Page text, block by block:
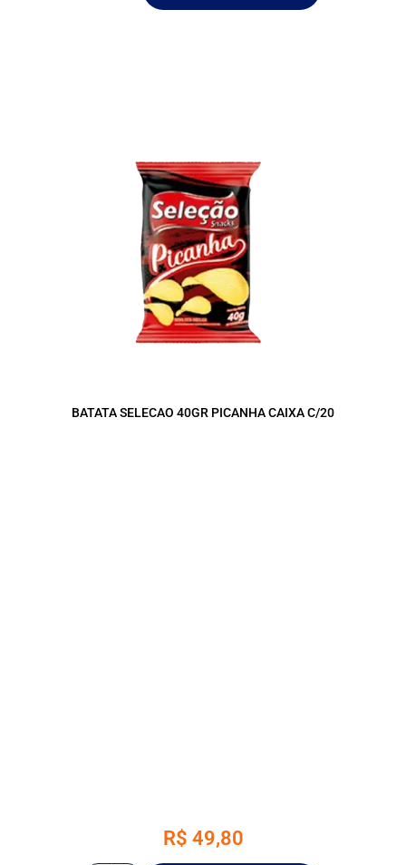
BATATA SELECAO 40GR PICANHA CAIXA C/20
R$ 49,80